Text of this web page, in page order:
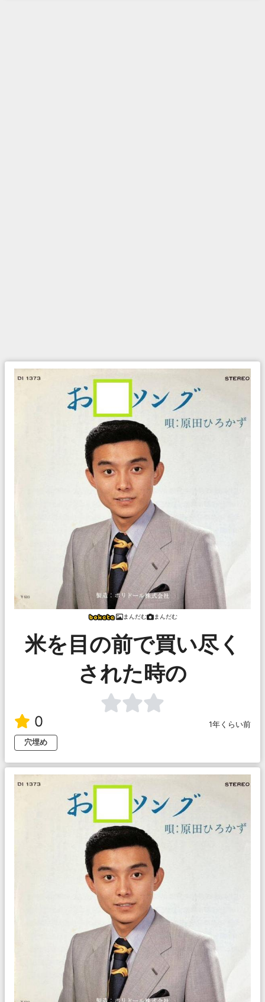
まんだむ まんだむ
米を目の前で買い尽く
された時の
0
1年くらい前
穴埋め